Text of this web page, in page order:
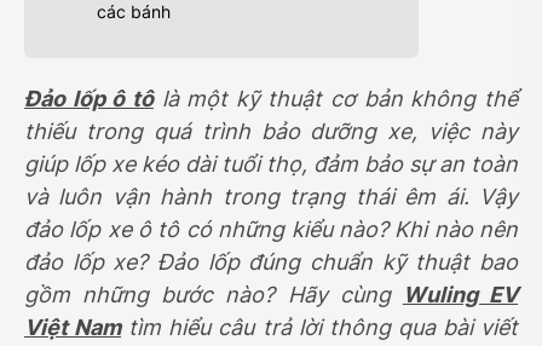
các bánh
Đảo lốp ô tôlà một kỹ thuật cơ bản không thể
thiếu trong quá trình bảo dưỡng xe, việc này
giúp lốp xe kéo dài tuổi thọ, đảm bảo sự an toàn
và luôn vận hành trong trạng thái êm ái. Vậy
đảo lốp xe ô tô có những kiểu nào? Khi nào nên
đảo lốp xe? Đảo lốp đúng chuẩn kỹ thuật bao
gồm những bước nào? Hãy cùng Wuling EV
Việt Namtìm hiểu câu trả lời thông qua bài viết